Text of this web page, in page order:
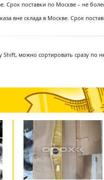
Срок поставки по Москве – не
вне склада в Москве. Срок
можно сортировать сразу по